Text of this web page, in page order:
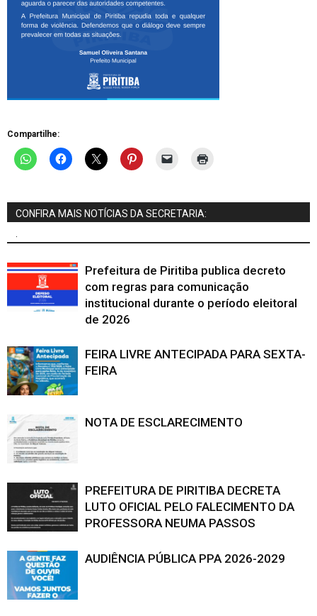
Compartilhe:
CONFIRA MAIS NOTÍCIAS DA SECRETARIA:
Prefeitura de Piritiba publica decreto
com regras para comunicação
institucional durante o período eleitoral
de 2026
FEIRA LIVRE ANTECIPADA PARA SEXTA-
FEIRA
NOTA DE ESCLARECIMENTO
PREFEITURA DE PIRITIBA DECRETA
LUTO OFICIAL PELO FALECIMENTO DA
PROFESSORA NEUMA PASSOS
AUDIÊNCIA PÚBLICA PPA 2026-2029